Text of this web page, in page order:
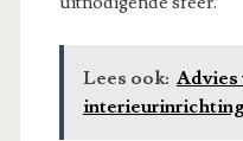
Lees ook: Advies